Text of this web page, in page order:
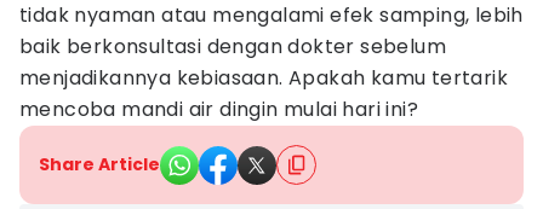
tidak nyaman atau mengalami efek samping, lebih
baik berkonsultasi dengan dokter sebelum
menjadikannya kebiasaan. Apakah kamu tertarik
mencoba mandi air dingin mulai hari ini?
Share Article